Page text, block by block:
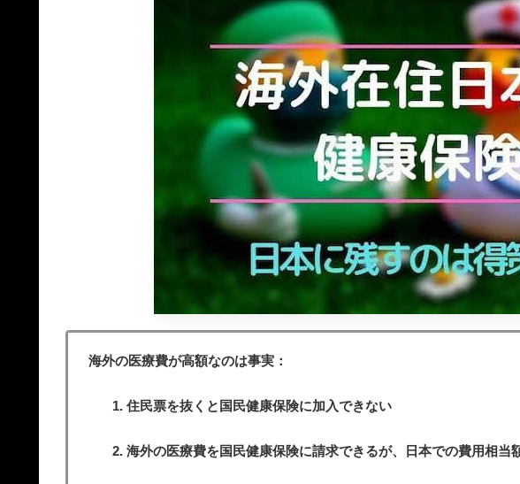
海外の医療費が高額なのは事実：
住民票を抜くと国民健康保険に加入できない
海外の医療費を国民健康保険に請求できるが、日本での費用相当